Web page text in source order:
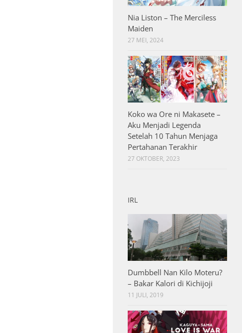
Nia Liston – The Merciless
Maiden
27 MEI, 2024
Koko wa Ore ni Makasete –
Aku Menjadi Legenda
Setelah 10 Tahun Menjaga
Pertahanan Terakhir
27 OKTOBER, 2023
IRL
Dumbbell Nan Kilo Moteru?
– Bakar Kalori di Kichijoji
11 JULI, 2019